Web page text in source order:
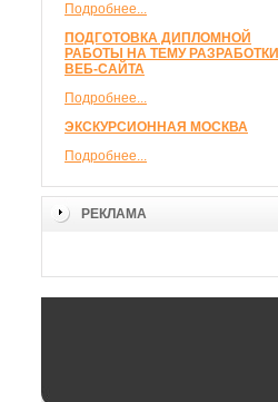
Подробнее...
ПОДГОТОВКА ДИПЛОМНОЙ
РАБОТЫ НА ТЕМУ РАЗРАБОТКИ
ВЕБ-САЙТА
Подробнее...
ЭКСКУРСИОННАЯ МОСКВА
Подробнее...
РЕКЛАМА